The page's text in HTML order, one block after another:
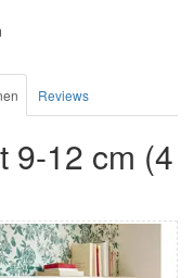
Reviews
9-12 cm (4